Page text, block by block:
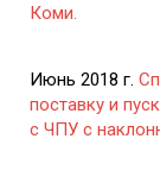
Коми.
Июнь 2018 г.
поставку и
с ЧПУ с